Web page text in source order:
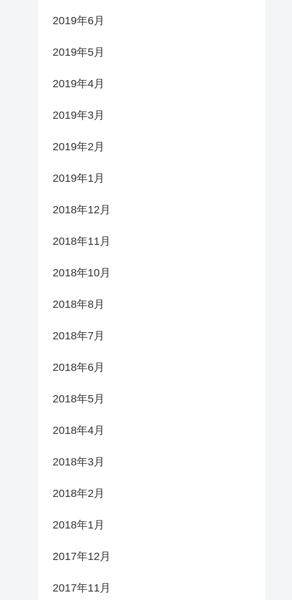
2019年6月
2019年5月
2019年4月
2019年3月
2019年2月
2019年1月
2018年12月
2018年11月
2018年10月
2018年8月
2018年7月
2018年6月
2018年5月
2018年4月
2018年3月
2018年2月
2018年1月
2017年12月
2017年11月